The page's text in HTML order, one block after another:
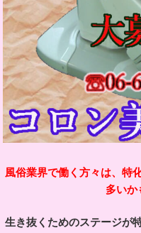
風俗業界で働く方々は、特
多いか
生き抜くためのステージが